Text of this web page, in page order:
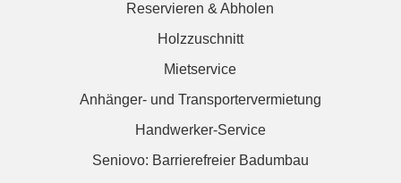
Reservieren & Abholen
Holzzuschnitt
Mietservice
Anhänger- und Transportervermietung
Handwerker-Service
Seniovo: Barrierefreier Badumbau